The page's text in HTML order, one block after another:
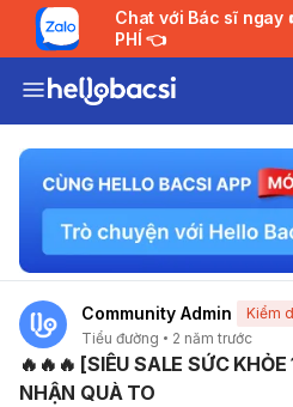
Chat với Bác sĩ ngay 👉 Nhận tư vấn MIỄN
PHÍ 👈
Community Admin
Kiểm
Tiểu đường
2 năm trước
🔥🔥🔥 [SIÊU SALE SỨC
NHẬN QUÀ TO